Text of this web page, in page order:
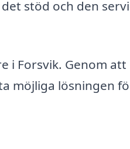
stöd och den
i Forsvik. Genom att
möjliga lösningen